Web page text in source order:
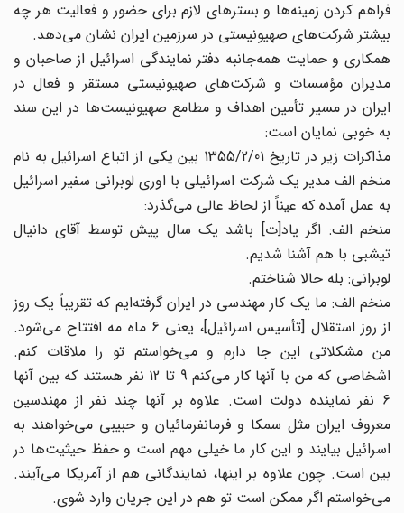
فراهم کردن زمینه‌ها و بسترهای لازم برای حضور و فعالیت هر چه
بیشتر شرکت‌های صهیونیستی در سرزمین ایران نشان می‌دهد.
همکاری و حمایت همه‌جانبه دفتر نمایندگی اسرائیل از صاحبان و
مدیران مؤسسات و شرکت‌های صهیونیستی مستقر و فعال در
ایران در مسیر تأمین اهداف و مطامع صهیونیست‌ها در این سند
به خوبی نمایان است:
مذاکرات زیر در تاریخ 1355/2/01 بین یکی از اتباع اسرائیل به نام
منخم الف مدیر یک شرکت اسرائیلی با اوری لوبرانی سفیر اسرائیل
به عمل آمده که عیناً از لحاظ عالی می‌گذرد:
منخم الف: اگر یاد[ت] باشد یک سال پیش توسط آقای دانیال
تیشبی با هم آشنا شدیم.
لوبرانی: بله حالا شناختم.
منخم الف: ما یک کار مهندسی در ایران گرفته‌ایم که تقریباً یک روز
از روز استقلال [تأسیس اسرائیل]، یعنی 6 ماه مه افتتاح می‌شود.
من مشکلاتی این جا دارم و می‌خواستم تو را ملاقات کنم.
اشخاصی که من با آنها کار می‌کنم 9 تا 12 نفر هستند که بین آنها
6 نفر نماینده دولت است. علاوه بر آنها چند نفر از مهندسین
معروف ایران مثل سمکا و فرمانفرمائیان و حبیبی می‌خواهند به
اسرائیل بیایند و این کار ما خیلی مهم است و حفظ حیثیت‌ها در
بین است. چون علاوه بر اینها، نمایندگانی هم از آمریکا می‌آیند.
می‌خواستم اگر ممکن است تو هم در این جریان وارد شوی.